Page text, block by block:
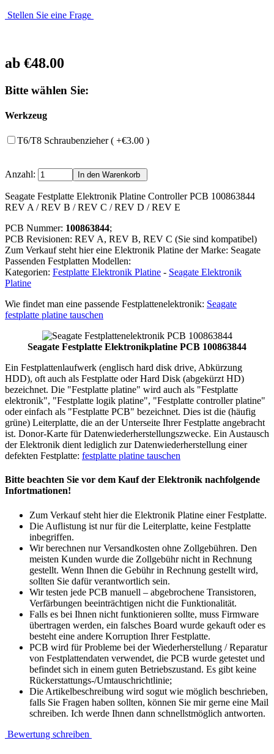
Stellen Sie eine Frage
ab €48.00
Bitte wählen Sie:
Werkzeug
T6/T8 Schraubenzieher ( +€3.00 )
Anzahl:
Seagate Festplatte Elektronik Platine Controller PCB 100863844
REV A / REV B / REV C / REV D / REV E
PCB Nummer: 100863844;
PCB Revisionen: REV A, REV B, REV C (Sie sind kompatibel)
Zum Verkauf steht hier eine Elektronik Platine der Marke: Seagate
Passenden Festplatten Modellen:
Kategorien: Festplatte Elektronik Platine - Seagate Elektronik
Platine
Wie findet man eine passende Festplattenelektronik: Seagate
festplatte platine tauschen
Seagate Festplatte Elektronikplatine PCB 100863844
Ein Festplattenlaufwerk (englisch hard disk drive, Abkürzung
HDD), oft auch als Festplatte oder Hard Disk (abgekürzt HD)
bezeichnet. Die "Festplatte platine" wird auch als "Festplatte
elektronik", "Festplatte logik platine", "Festplatte controller platine"
oder einfach als "Festplatte PCB" bezeichnet. Dies ist die (häufig
grüne) Leiterplatte, die an der Unterseite Ihrer Festplatte angebracht
ist. Donor-Karte für Datenwiederherstellungszwecke. Ein Austausch
der Elektronik dient lediglich zur Datenwiederherstellung einer
defekten Festplatte: festplatte platine tauschen
Bitte beachten Sie vor dem Kauf der Elektronik nachfolgende
Infortmationen!
Zum Verkauf steht hier die Elektronik Platine einer Festplatte.
Die Auflistung ist nur für die Leiterplatte, keine Festplatte
inbegriffen.
Wir berechnen nur Versandkosten ohne Zollgebühren. Den
meisten Kunden wurde die Zollgebühr nicht in Rechnung
gestellt. Wenn Ihnen die Gebühr in Rechnung gestellt wird,
sollten Sie dafür verantwortlich sein.
Wir testen jede PCB manuell – abgebrochene Transistoren,
Verfärbungen beeinträchtigen nicht die Funktionalität.
Falls es bei Ihnen nicht funktionieren sollte, muss Firmware
übertragen werden, ein falsches Board wurde gekauft oder es
besteht eine andere Korruption Ihrer Festplatte.
PCB wird für Probleme bei der Wiederherstellung / Reparatur
von Festplattendaten verwendet, die PCB wurde getestet und
befindet sich in einem guten Betriebszustand. Es gibt keine
Rückerstattungs-/Umtauschrichtlinie;
Die Artikelbeschreibung wird sogut wie möglich beschrieben,
falls Sie Fragen haben sollten, können Sie mir gerne eine Mail
schreiben. Ich werde Ihnen dann schnellstmöglich antworten.
Bewertung schreiben